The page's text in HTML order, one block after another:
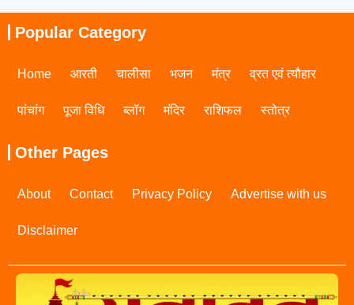
Popular Category
Home आरती चालीसा भजन मंत्र व्रत एवं त्यौहार
पांचांग पूजा विधि ब्लॉग मंदिर राशिफल स्तोत्र
Other Pages
About Contact Privacy Policy Advertise with us
Disclaimer